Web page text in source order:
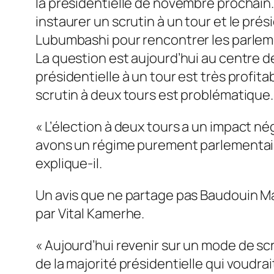
instaurer un scrutin à un tour et le
Lubumbashi pour rencontrer les
La question est aujourd’hui au centre
présidentielle à un tour est très
scrutin à deux tours est problématique.
« L’élection à deux tours a un impact
avons un régime purement
explique-il.
Un avis que ne partage pas Baudouin
par Vital Kamerhe.
«Aujourd’hui revenir sur un mode de
de la majorité présidentielle qui